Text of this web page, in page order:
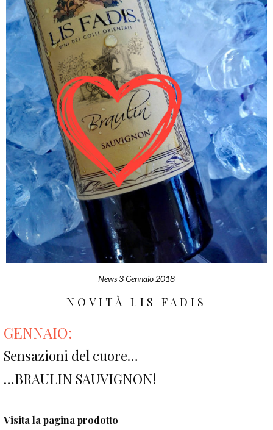
News3 Gennaio 2018
NOVITÀ LIS FADIS
GENNAIO:
Sensazioni del cuore…
…BRAULIN SAUVIGNON!
Visita la pagina prodotto